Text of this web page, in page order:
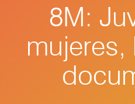
8M:
mujeres,